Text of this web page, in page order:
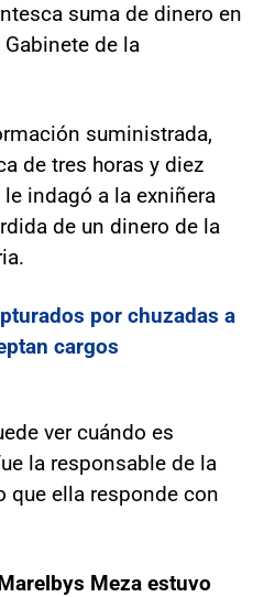
suma de dinero en
de la
suministrada,
de tres horas y diez
indagó a la exniñera
de un dinero de la
por chuzadas a
cargos
ver cuándo es
la responsable de la
que ella responde con
Meza estuvo